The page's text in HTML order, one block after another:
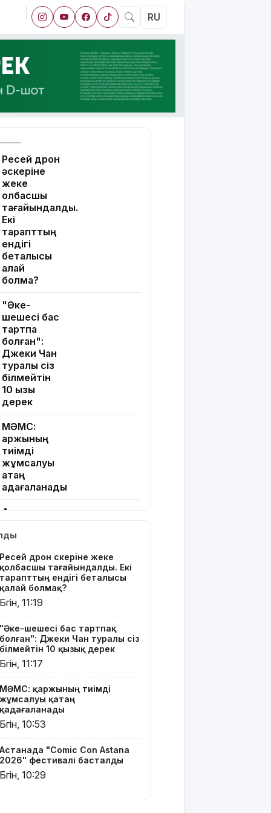
RU
Ресей дрон
әскеріне
жеке
қолбасшы
тағайындалды.
Екі
тарапттың
ендігі
беталысы
қалай
болмақ?
"Әке-
шешесі бас
тартпақ
болған":
Джеки Чан
туралы сіз
білмейтін
10 қызық
дерек
МӘМС:
қаржының
тиімді
жұмсалуы
қатаң
қадағаланады
Астанада
Astana
фестивалі
басталды
12 тамызда
Күн толық
Орта
мектептерде
екі пәннің
атауы
өзгереді
Қазақстанда
алкогольсіз
сусын
өндірісі
қарқын алды:
бес айда
Ресей дрон әскеріне жеке
қолбасшы тағайындалды. Екі
тарапттың ендігі беталысы
қалай болмақ?
Бүгін, 11:19
"Әке-шешесі бас тартпақ
болған": Джеки Чан туралы сіз
білмейтін 10 қызық дерек
Бүгін, 11:17
МӘМС: қаржының тиімді
жұмсалуы қатаң
қадағаланады
Бүгін, 10:53
Астанада "Comic Con Astana
2026" фестивалі басталды
Бүгін, 10:29